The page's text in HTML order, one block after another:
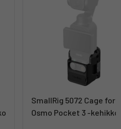
SmallRig 5072 Cage for
Osmo Pocket 3 -kehikko